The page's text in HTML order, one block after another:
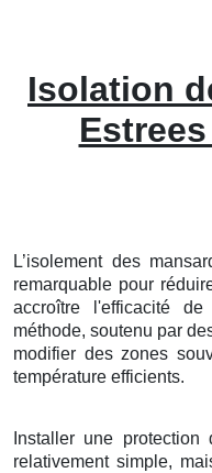
Isolation
L’isolementdes
remarquable pour
accroître l'efficacité de
méthode,soutenu par
modifier deszones
température efficients.
Installer une protection
relativementsimple,